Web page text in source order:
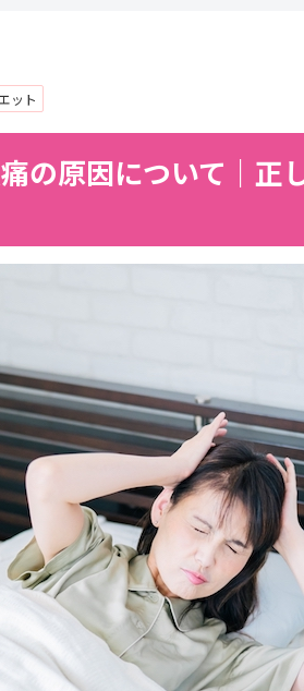
ット
の原因について｜正